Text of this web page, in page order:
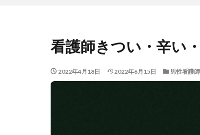
看護師きつい・辛い
2022年4月18日 2022年6月15日 男性看護